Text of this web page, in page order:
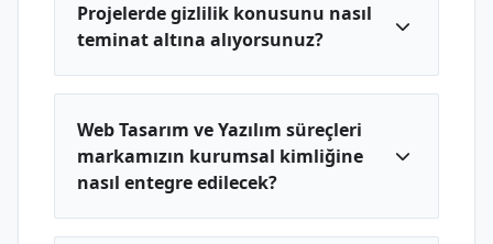
Projelerde gizlilik konusunu nasıl
teminat altına alıyorsunuz?
Web Tasarım ve Yazılım süreçleri
markamızın kurumsal kimliğine
nasıl entegre edilecek?